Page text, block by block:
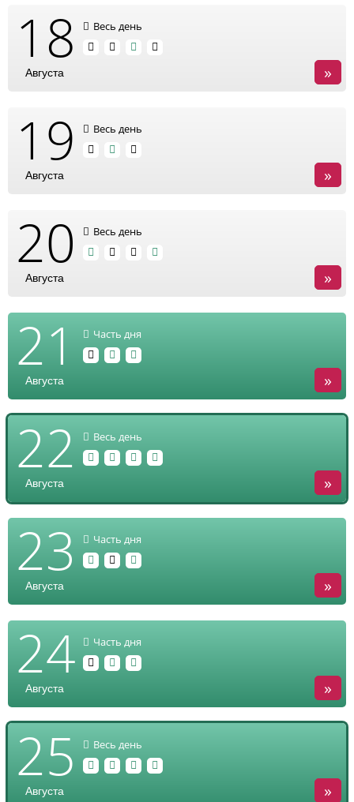
18
Августа
Весь день
»
19
Августа
Весь день
»
20
Августа
Весь день
»
21
Августа
Часть дня
»
22
Августа
Весь день
»
23
Августа
Часть дня
»
24
Августа
Часть дня
»
25
Августа
Весь день
»